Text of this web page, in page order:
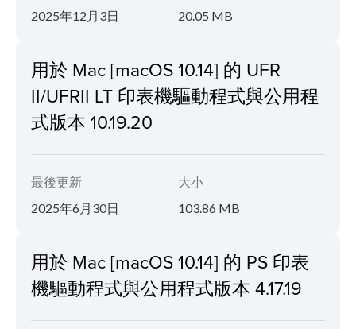
2025年12月3日
20.05 MB
用於 Mac [macOS 10.14] 的 UFR
II/UFRII LT 印表機驅動程式與公用程
式版本 10.19.20
最後更新
2025年6月30日
大小
103.86 MB
用於 Mac [macOS 10.14] 的 PS 印表
機驅動程式與公用程式版本 4.17.19